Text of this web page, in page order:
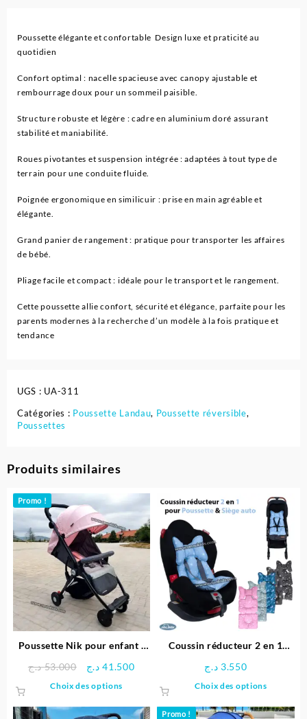
Poussette élégante et confortable Design luxe et praticité au
quotidien
Confort optimal : nacelle spacieuse avec canopy ajustable et
rembourrage doux pour un sommeil paisible.
Structure robuste et légère : cadre en aluminium doré assurant
stabilité et maniabilité.
Roues pivotantes et suspension intégrée : adaptées à tout type de
terrain pour une conduite fluide.
Poignée ergonomique en similicuir : prise en main agréable et
élégante.
Grand panier de rangement : pratique pour transporter les affaires
de bébé.
Pliage facile et compact : idéale pour le transport et le rangement.
Cette poussette allie confort, sécurité et élégance, parfaite pour les
parents modernes à la recherche d’un modèle à la fois pratique et
tendance
UGS : UA-311
Catégories : Poussette Landau, Poussette réversible,
Poussettes
Produits similaires
Promo !
Poussette Nik pour enfant |
53.000 د.ج
Le
était :
41.500 د.ج
Le
actuel
est :
Choix des options
a
Coussin réducteur 2 en 1
Sevibebe
3.550 د.ج
Choix des options
a
Promo !